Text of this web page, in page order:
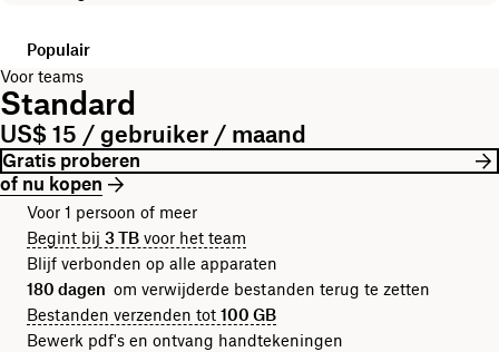
Populair
Voor teams
Standard
US$ 15 / gebruiker / maand
Gratis proberen
of nu kopen
Voor 1 persoon of meer
Begint bij 3 TB voor het team
Blijf verbonden op alle apparaten
180 dagen om verwijderde bestanden terug te zetten
Bestanden verzenden tot 100 GB
Bewerk pdf's en ontvang handtekeningen